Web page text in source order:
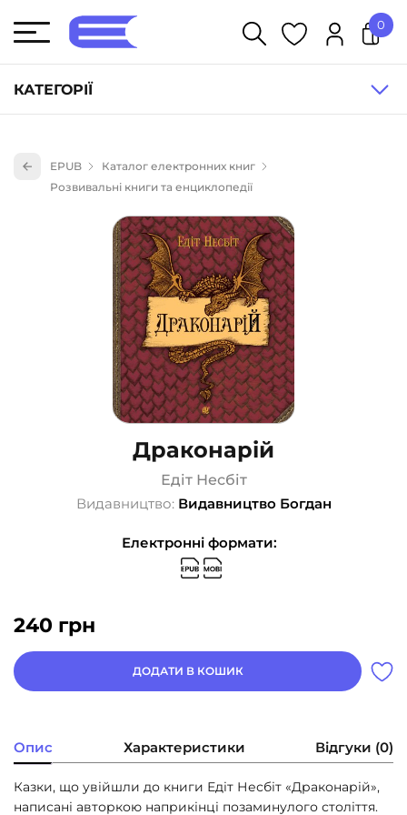
КАТЕГОРІЇ
Книги для дітей (833)
Науково-популярна література (1015)
Навчальна література та посібники (527)
Енциклопедії, довідники, словники (55)
Подарункові сертифікати (1)
0
EPUB
Каталог електронних книг
Розвивальні книги та енциклопедії
Драконарій
Едіт Несбіт
Видавництво: Видавництво Богдан
Електронні формати:
240 грн
ДОДАТИ В КОШИК
Опис Характеристики Відгуки (0)
Казки, що увійшли до книги Едіт Несбіт «Драконарій»,
написані авторкою наприкінці позаминулого століття.